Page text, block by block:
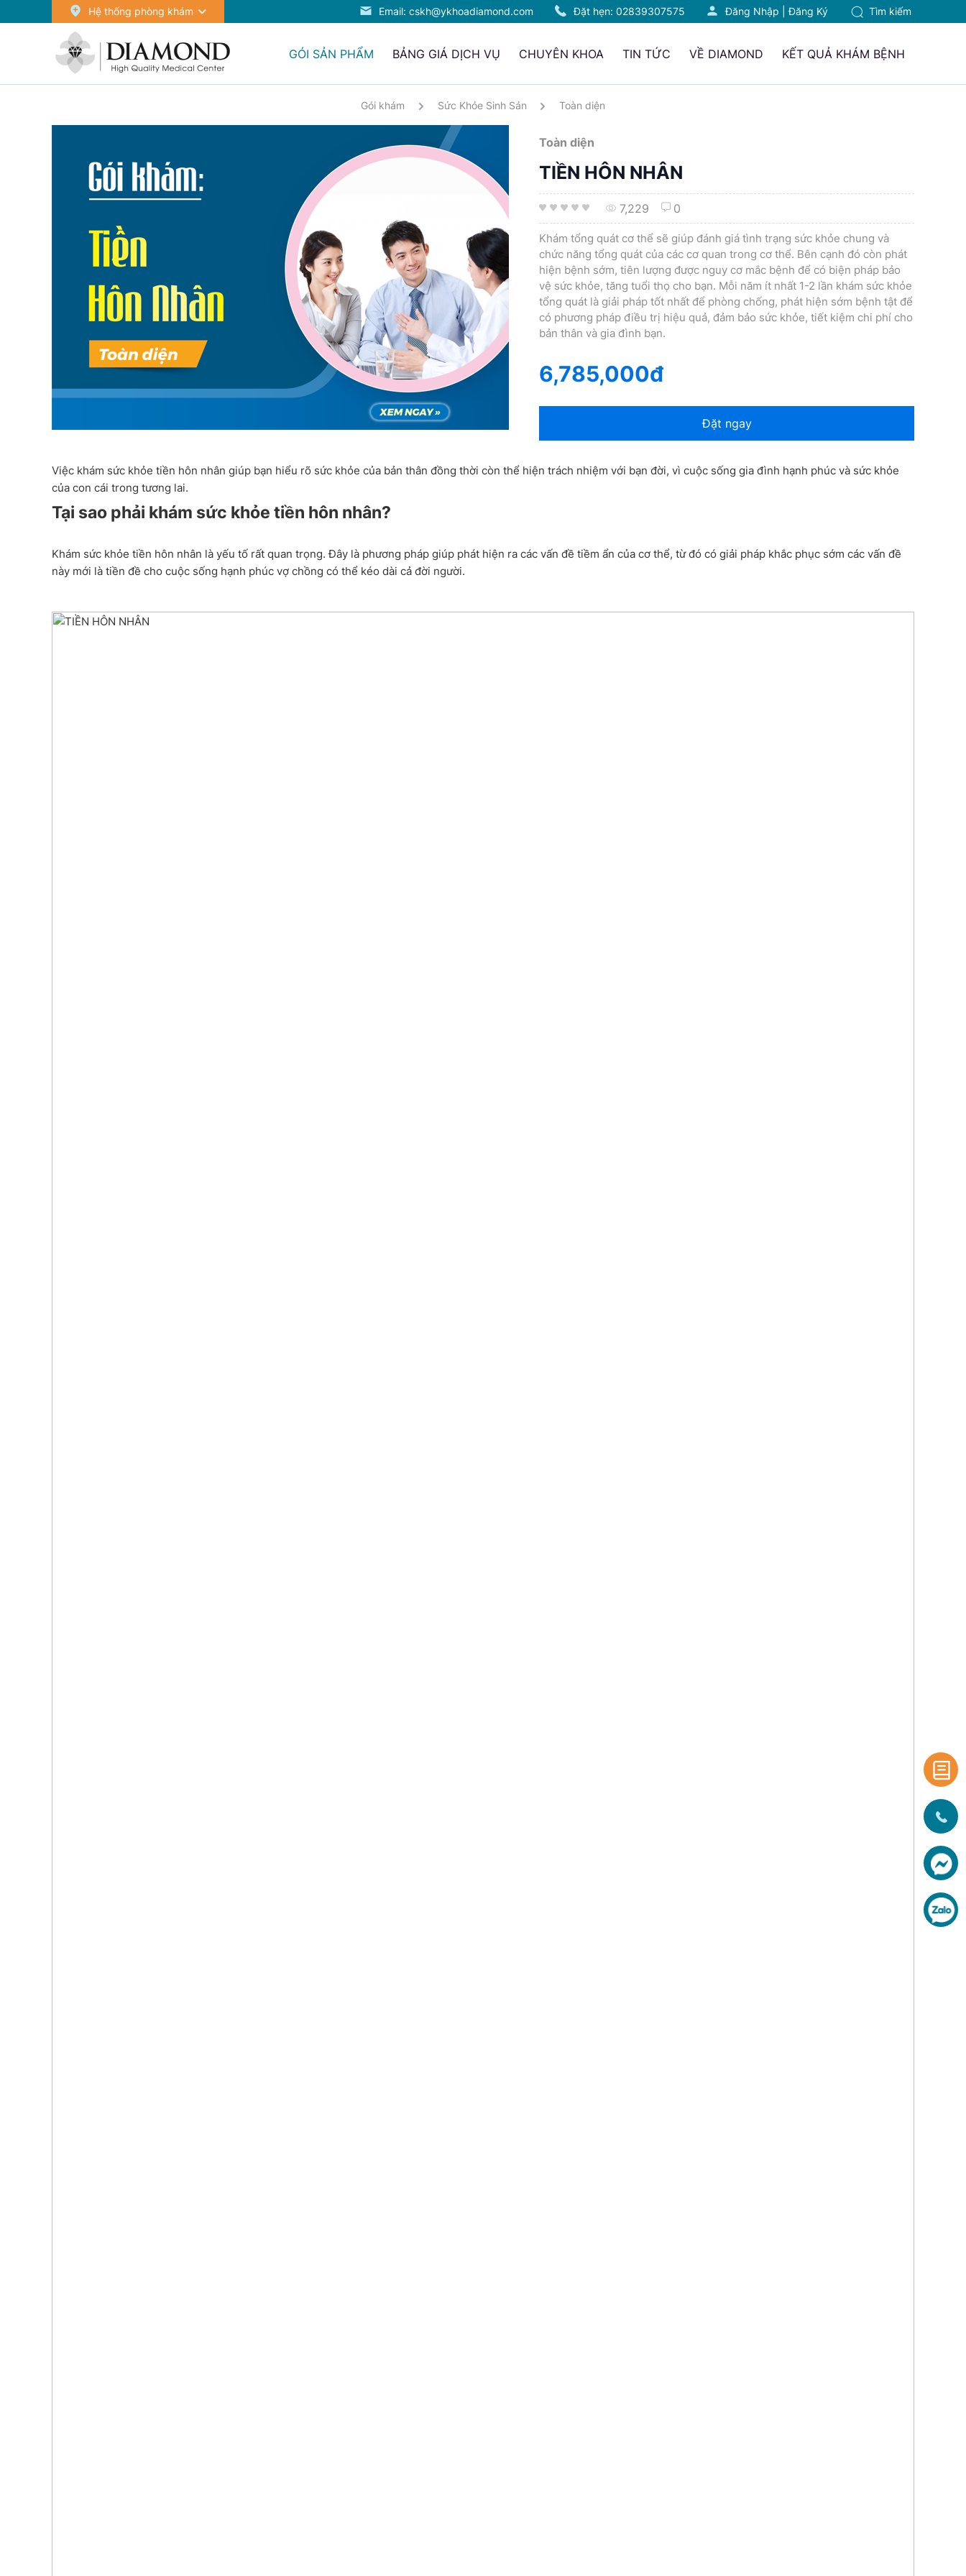
Hệ thống phòng khám Tìm kiếm
Đăng Nhập |Đăng Ký
Email: cskh@ykhoadiamond.com Đặt hẹn: 02839307575
GÓI SẢN PHẨM BẢNG GIÁ DỊCH VỤ CHUYÊN KHOA TIN TỨC VỀ DIAMOND KẾT QUẢ KHÁM BỆNH
Gói khám Sức Khỏe Sinh Sản Toàn diện
Toàn diện
TIỀN HÔN NHÂN
7,229 0
Khám tổng quát cơ thể sẽ giúp đánh giá tình trạng sức khỏe chung và
chức năng tổng quát của các cơ quan trong cơ thể. Bên cạnh đó còn phát
hiện bệnh sớm, tiên lượng được nguy cơ mắc bệnh để có biện pháp bảo
vệ sức khỏe, tăng tuổi thọ cho bạn. Mỗi năm ít nhất 1-2 lần khám sức khỏe
tổng quát là giải pháp tốt nhất để phòng chống, phát hiện sớm bệnh tật để
có phương pháp điều trị hiệu quả, đảm bảo sức khỏe, tiết kiệm chi phí cho
bản thân và gia đình bạn.
6,785,000đ
Đặt ngay
Việc khám sức khỏe tiền hôn nhân giúp bạn hiểu rõ sức khỏe của bản thân đồng thời còn thể hiện trách nhiệm với bạn đời, vì cuộc sống gia đình hạnh phúc và sức khỏe
của con cái trong tương lai.
Tại sao phải khám sức khỏe tiền hôn nhân?
Khám sức khỏe tiền hôn nhân là yếu tố rất quan trọng. Đây là phương pháp giúp phát hiện ra các vấn đề tiềm ẩn của cơ thể, từ đó có giải pháp khắc phục sớm các vấn đề
này mới là tiền đề cho cuộc sống hạnh phúc vợ chồng có thể kéo dài cả đời người.